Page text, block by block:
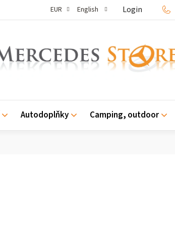
EUR English Login
Autodoplňky Camping, outdoor